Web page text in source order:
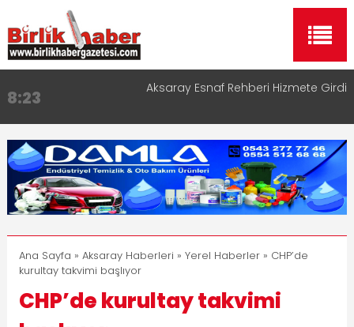
8:23 Aksaray Esnaf Rehberi Hizmete Girdi
11:30
Birlikhaber.com Yayın Hayatına Başladı | Hızlı ve
Akıllı Haber Platformu
13:33 Taşımacılıkta Dijital Devrim: Rota Sepetim
17:15
Aksaray OSB Bölge Müdürü Makam Koltuğunu
Çocuklara Bıraktı
16:00
Aksaray Esnaf Rehberi ile Google ve Yapay Zeka
Aramalarında Öne Çıkın
Ana Sayfa » Aksaray Haberleri » Yerel Haberler» CHP’de
kurultay takvimi başlıyor
CHP’de kurultay takvimi